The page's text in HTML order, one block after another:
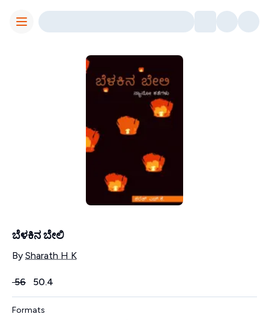
Toggle Menu
ಬೆಳಕಿನ ಬೇಲಿ
Contributors
By Sharath H K
Price
₹56 50.4
Formats